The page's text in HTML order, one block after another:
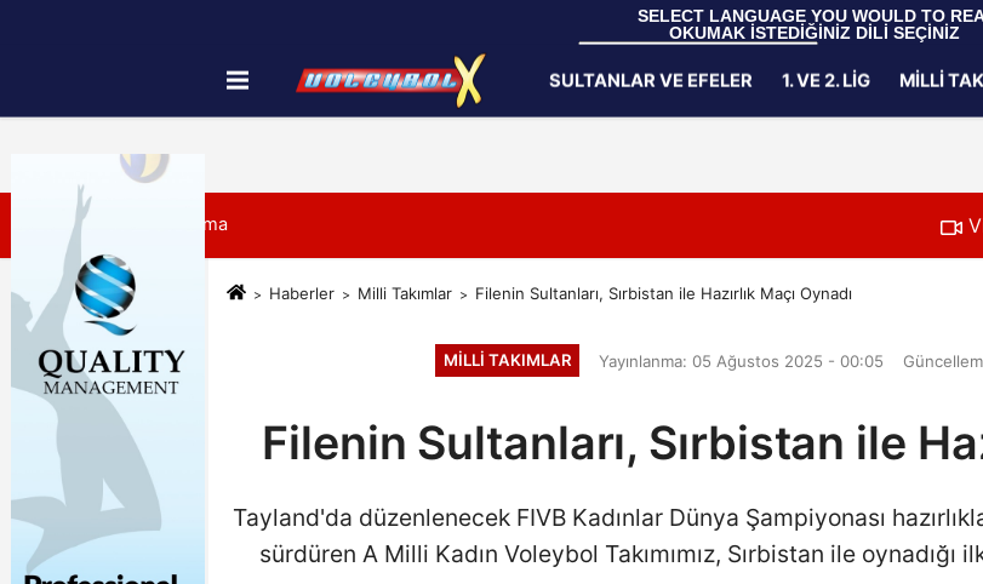
SELECT LANGUAGE YOU WOULD TO
OKUMAK İSTEDİĞİNİZ DİLİ SEÇİNİZ
İletişim Çerez Politikası
SULTANLAR VE EFELER 1. VE 2. LIG MILLI
7 Ağustos 2026, Cuma
Haberler Milli Takımlar Filenin Sultanları, Sırbistan ile Hazırlık Maçı Oynadı
MILLI TAKIMLAR Yayınlanma: 05 Ağustos 2025 - 00:05
Filenin Sultanları, Sırbistan ile
Tayland'da düzenlenecek FIVB Kadınlar Dünya Şampiyonası
sürdüren A Milli Kadın Voleybol Takımımız, Sırbistan ile oynadığı